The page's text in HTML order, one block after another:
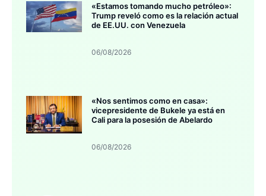
«Estamos tomando mucho petróleo»:
Trump reveló como es la relación actual
de EE.UU. con Venezuela
06/08/2026
«Nos sentimos como en casa»:
vicepresidente de Bukele ya está en
Cali para la posesión de Abelardo
06/08/2026